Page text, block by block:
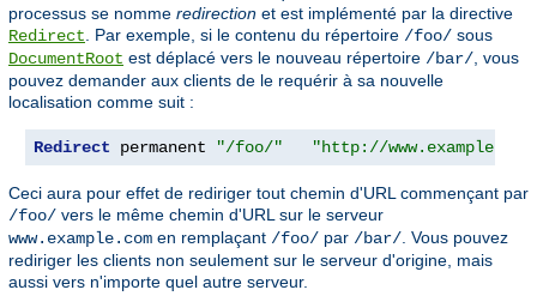
processus se nomme redirection et est implémenté par la directive
Redirect . Par exemple, si le contenu du répertoire /foo/ sous
DocumentRoot est déplacé vers le nouveau répertoire /bar/ , vous
pouvez demander aux clients de le requérir à sa nouvelle
localisation comme suit :
Redirect permanent "/foo/" "http://
Ceci aura pour effet de rediriger tout chemin d'URL commençant par
/foo/ vers le même chemin d'URL sur le serveur
www.example.com en remplaçant /foo/ par /bar/ . Vous pouvez
rediriger les clients non seulement sur le serveur d'origine, mais
aussi vers n'importe quel autre serveur.